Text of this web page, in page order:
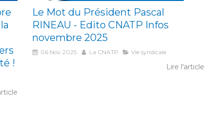
!
Le Mot du Président Pascal
RINEAU - Edito CNATP Infos
novembre 2025
06 Nov 2025 La CNATP Vie syndicale
Lire l'article